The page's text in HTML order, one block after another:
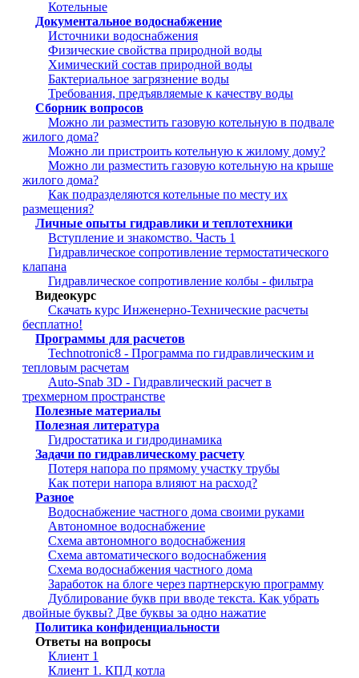
Котельные
Документальное водоснабжение
Источники водоснабжения
Физические свойства природной воды
Химический состав природной воды
Бактериальное загрязнение воды
Требования, предъявляемые к качеству воды
Сборник вопросов
Можно ли разместить газовую котельную в подвале
жилого дома?
Можно ли пристроить котельную к жилому дому?
Можно ли разместить газовую котельную на крыше
жилого дома?
Как подразделяются котельные по месту их
размещения?
Личные опыты гидравлики и теплотехники
Вступление и знакомство. Часть 1
Гидравлическое сопротивление термостатического
клапана
Гидравлическое сопротивление колбы - фильтра
Видеокурс
Скачать курс Инженерно-Технические расчеты
бесплатно!
Программы для расчетов
Technotronic8 - Программа по гидравлическим и
тепловым расчетам
Auto-Snab 3D - Гидравлический расчет в
трехмерном пространстве
Полезные материалы
Полезная литература
Гидростатика и гидродинамика
Задачи по гидравлическому расчету
Потеря напора по прямому участку трубы
Как потери напора влияют на расход?
Разное
Водоснабжение частного дома своими руками
Автономное водоснабжение
Схема автономного водоснабжения
Схема автоматического водоснабжения
Схема водоснабжения частного дома
Заработок на блоге через партнерскую программу
Дублирование букв при вводе текста. Как убрать
двойные буквы? Две буквы за одно нажатие
Политика конфиденциальности
Ответы на вопросы
Клиент 1
Клиент 1. КПД котла